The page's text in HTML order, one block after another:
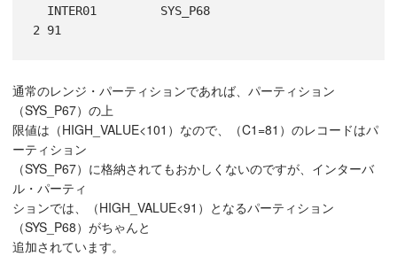
2 91
通常のレンジ・パーティションであれば、パーティション
（SYS_P67）の上
限値は（HIGH_VALUE<101）なので、（C1=81）のレコードはパ
ーティション
（SYS_P67）に格納されてもおかしくないのですが、インターバ
ル・パーティ
ションでは、（HIGH_VALUE<91）となるパーティション
（SYS_P68）がちゃんと
追加されています。